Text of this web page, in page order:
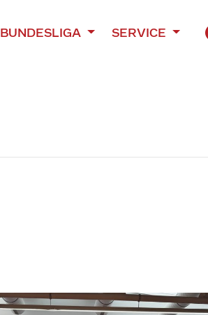
BUNDESLIGA SERVICE